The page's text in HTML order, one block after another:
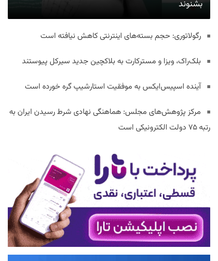
بشنوند
رگولاتوری: حجم بسته‌های اینترنتی کاهش نیافته است
بلک‌راک، ویزا و مسترکارت به بلاکچین جدید سیرکل پیوستند
آینده اسپیس‌ایکس به موفقیت استارشیپ گره خورده است
مرکز پژوهش‌های مجلس: هماهنگی نهادی شرط رسیدن ایران به
رتبه ۷۵ دولت الکترونیکی است